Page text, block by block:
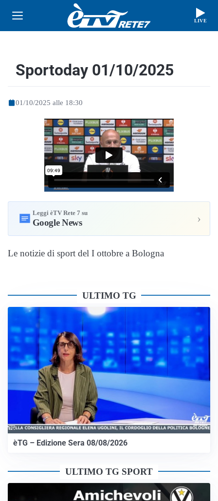
LIVE
Sportoday 01/10/2025
01/10/2025 alle 18:30
Leggi èTV Rete 7 su
Google News ›
Le notizie di sport del I ottobre a Bologna
ULTIMO TG
èTG – Edizione Sera 08/08/2026
ULTIMO TG SPORT